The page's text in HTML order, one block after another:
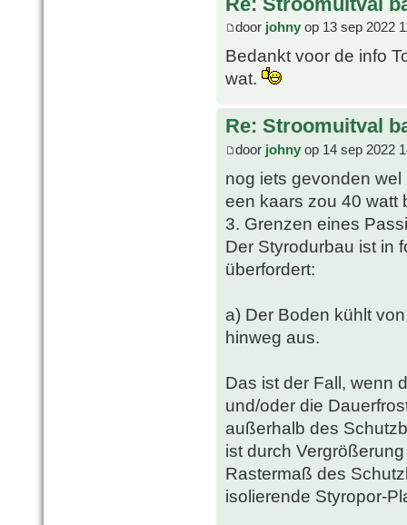
door johny op 13 sep 2022
Bedankt voor de info
wat.
Re: Stroomuitval
door johny op 14 sep 2022
nog iets gevonden wel
een kaars zou 40 watt
3. Grenzen eines
Der Styrodurbau ist in
überfordert:
a) Der Boden kühlt
hinweg aus.
Das ist der Fall, wenn
und/oder die
außerhalb des
ist durch
Rastermaß des
isolierende Styropor-